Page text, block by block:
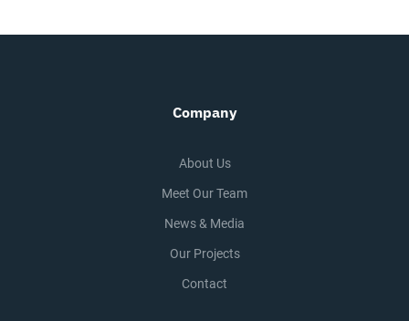
Company
About Us
Meet Our Team
News & Media
Our Projects
Contact